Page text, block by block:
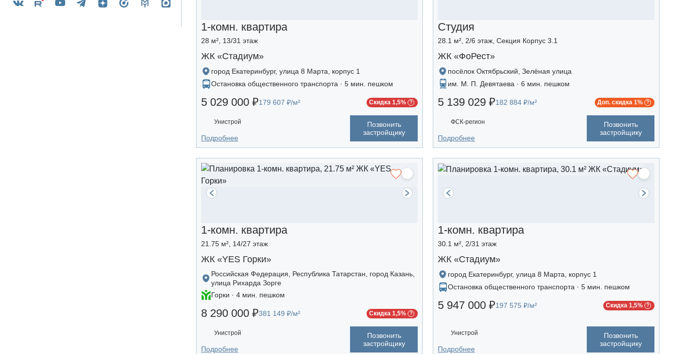
1-комн. квартира
28 м², 13/31 этаж
ЖК «Стадиум»
город Екатеринбург, улица 8 Марта, корпус 1
Остановка общественного транспорта · 5 мин. пешком
5 029 000 ₽179 607 ₽/м² Скидка 1,5%
Унистрой
Позвонить
застройщику
Подробнее
Студия
28.1 м², 2/6 этаж, Секция Корпус 3.1
ЖК «ФоРест»
посёлок Октябрьский, Зелёная улица
им. М. П. Девятаева · 6 мин. пешком
5 139 029 ₽182 884 ₽/м² Доп. скидка 1%
ФСК-регион
Позвонить
застройщику
Подробнее
1-комн. квартира
21.75 м², 14/27 этаж
ЖК «YES Горки»
Российская Федерация, Республика Татарстан, город Казань,
улица Рихарда Зорге
Горки · 4 мин. пешком
8 290 000 ₽381 149 ₽/м² Скидка 1,5%
Унистрой
Позвонить
застройщику
Подробнее
1-комн. квартира
30.1 м², 2/31 этаж
ЖК «Стадиум»
город Екатеринбург, улица 8 Марта, корпус 1
Остановка общественного транспорта · 5 мин. пешком
5 947 000 ₽197 575 ₽/м² Скидка 1,5%
Унистрой
Позвонить
застройщику
Подробнее